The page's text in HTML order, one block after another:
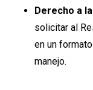
Derecho a
solicitar al
en un
manejo.